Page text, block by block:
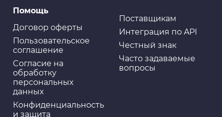
Помощь
Договор оферты
Пользовательское
соглашение
Cогласие на
обработку
персональных
данных
Конфиденциальность
и защита
Поставщикам
Интеграция по API
Честный знак
Часто задаваемые
вопросы